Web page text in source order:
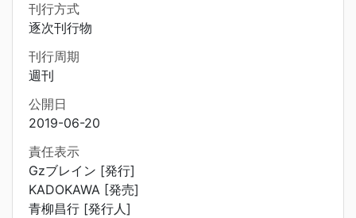
刊行方式
逐次刊行物
刊行周期
週刊
公開日
2019-06-20
責任表示
Gzブレイン [発行]
KADOKAWA [発売]
青柳昌行 [発行人]